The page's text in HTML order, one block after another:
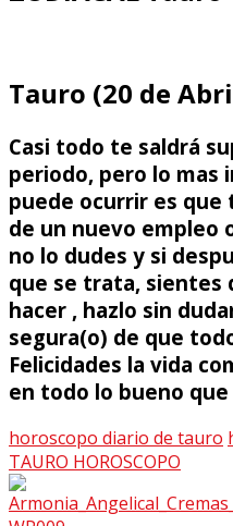
Tauro (20 de
Casi todo te saldrá
periodo, pero lo
puede ocurrir es
de un nuevo empleo
no lo dudes y si
que se trata, sientes
hacer , hazlo sin
segura(o) de que
Felicidades la vida
en todo lo bueno que
horoscopo diario de tauro
TAURO HOROSCOPO